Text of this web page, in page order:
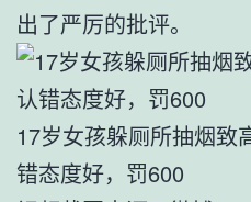
出了严厉的批评。
17岁女孩躲厕所抽烟致
错态度好，罚600